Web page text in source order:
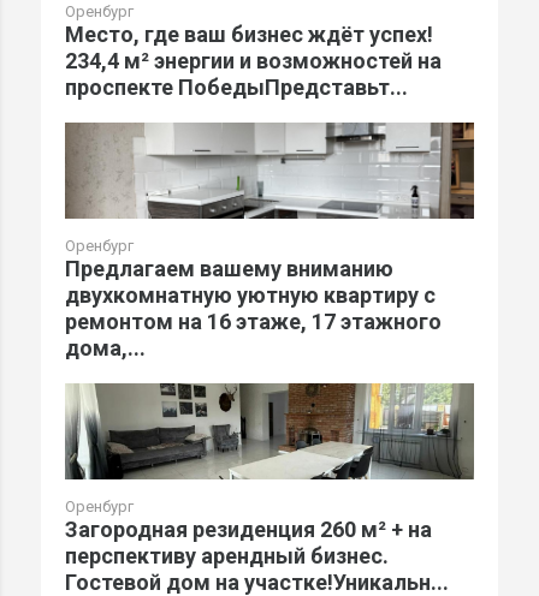
Оренбург
Место, где ваш бизнес ждёт успех!
234,4 м² энергии и возможностей на
проспекте ПобедыПредставьт...
Оренбург
Предлагаем вашему вниманию
двухкомнатную уютную квартиру с
ремонтом на 16 этаже, 17 этажного
дома,...
Оренбург
Загородная резиденция 260 м² + на
перспективу арендный бизнес.
Гостевой дом на участке!Уникальн...